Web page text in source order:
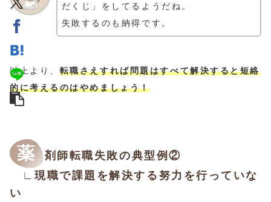
だくじ」をしてるようだね。
失敗するのも納得です。
以上より、 転職さえすれば問題はすべて解決すると短絡
的に考えるのはやめましょう！
薬
剤師転職失敗の典型例②
∟現職で課題を解決する努力を行っていな
い